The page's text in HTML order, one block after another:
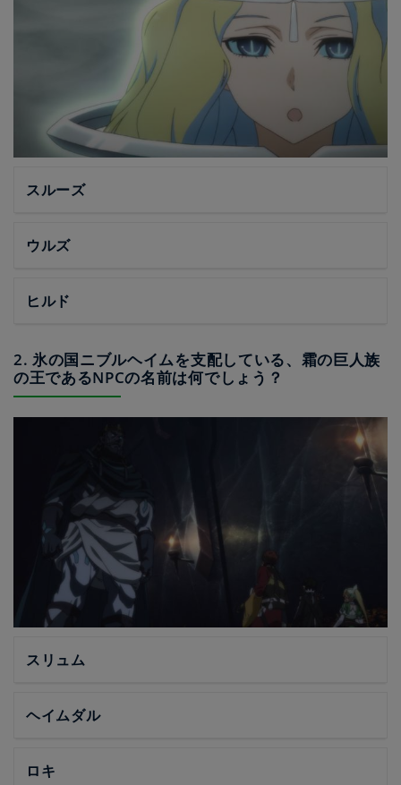
スルーズ
ウルズ
ヒルド
2. 氷の国ニブルヘイムを支配している、霜の巨人族
の王であるNPCの名前は何でしょう？
スリュム
ヘイムダル
ロキ